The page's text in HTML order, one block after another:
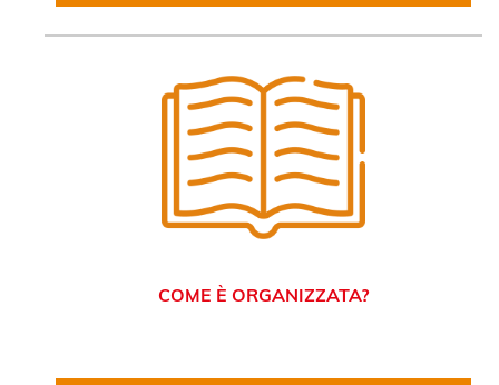
COME È ORGANIZZATA?